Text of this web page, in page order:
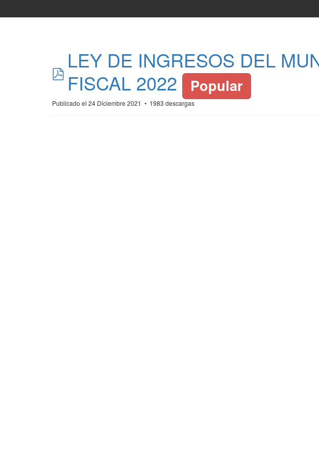
pdf
LEY DE INGRESOS DEL
FISCAL 2022
Popular
Publicado el 24 Diciembre 2021 1983 descargas